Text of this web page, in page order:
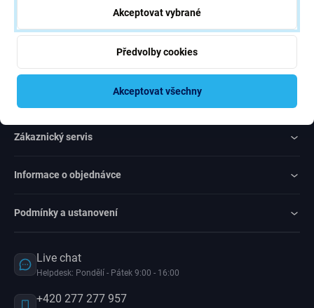
Zákaznický servis
Informace o objednávce
Podmínky a ustanovení
Live chat
Helpdesk: Pondělí - Pátek 9:00 - 16:00
+420 277 277 957
Akceptovat vybrané
Předvolby cookies
Akceptovat všechny